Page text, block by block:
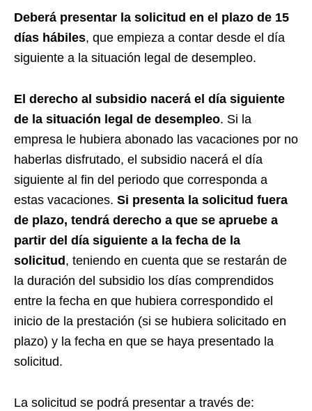
Deberá presentar la solicitud en el plazo de 15
días hábiles, que empieza a contar desde el día
siguiente a la situación legal de desempleo.
El derecho al subsidio nacerá el día siguiente
de la situación legal de desempleo. Si la
empresa le hubiera abonado las vacaciones por no
haberlas disfrutado, el subsidio nacerá el día
siguiente al fin del periodo que corresponda a
estas vacaciones. Si presenta la solicitud fuera
de plazo, tendrá derecho a que se apruebe a
partir del día siguiente a la fecha de la
solicitud , teniendo en cuenta que se restarán de
la duración del subsidio los días comprendidos
entre la fecha en que hubiera correspondido el
inicio de la prestación (si se hubiera solicitado en
plazo) y la fecha en que se haya presentado la
solicitud.
La solicitud se podrá presentar a través de: